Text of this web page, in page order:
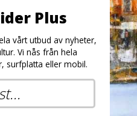
Plus
vårt utbud av nyheter,
Vi nås från hela
surfplatta eller mobil.